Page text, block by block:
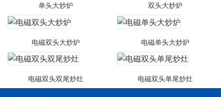
单头大炒炉 双头大炒炉
电磁双头大炒炉 电磁单头大炒炉
电磁双头双尾炒灶 电磁双头单尾炒灶